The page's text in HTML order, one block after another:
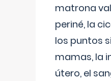
matrona
periné, la
los puntos
mamas, la
útero, el